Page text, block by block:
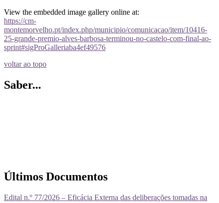
View the embedded image gallery online at:
https://cm-
montemorvelho.pt/index.php/municipio/comunicacao/item/10416-
25-grande-premio-alves-barbosa-terminou-no-castelo-com-final-ao-
sprint#sigProGalleriaba4ef49576
voltar ao topo
Saber...
Últimos Documentos
Edital n.º 77/2026 – Eficácia Externa das deliberações tomadas na